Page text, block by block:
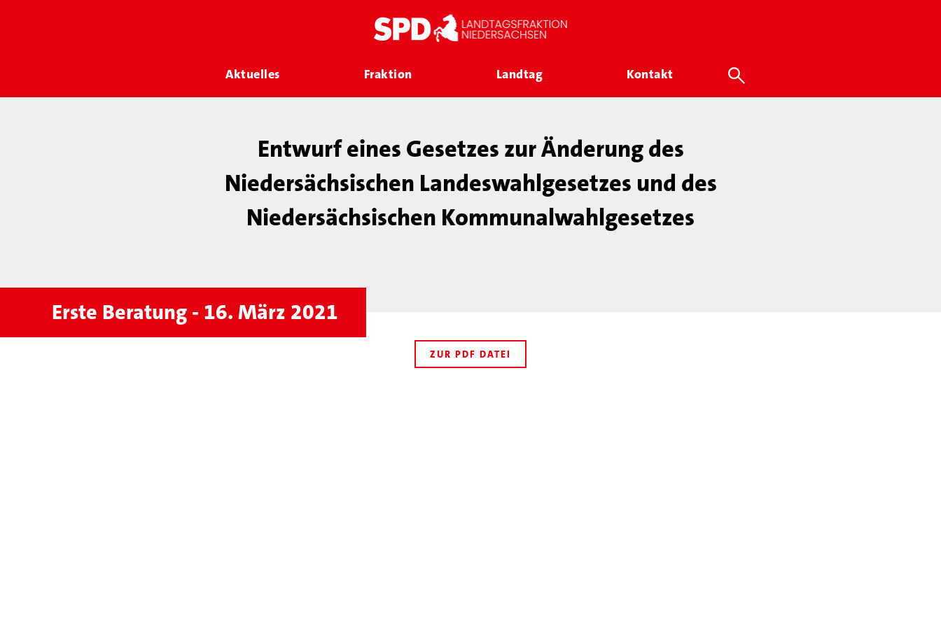
Aktuelles Fraktion Landtag Kontakt
Entwurf eines Gesetzes zur Änderung des
Niedersächsischen Landeswahlgesetzes und des
Niedersächsischen Kommunalwahlgesetzes
Erste Beratung - 16. März 2021
ZUR PDF DATEI